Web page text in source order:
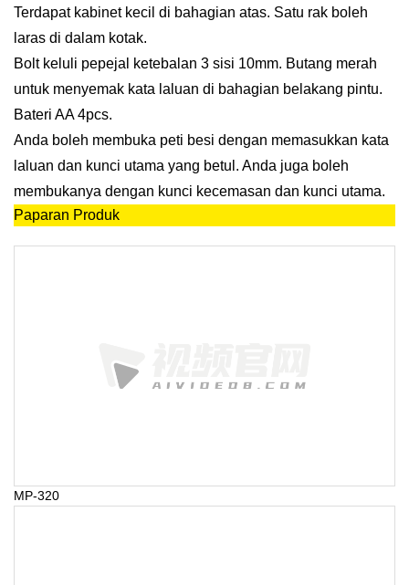
Terdapat kabinet kecil di bahagian atas. Satu rak boleh
laras di dalam kotak.
Bolt keluli pepejal ketebalan 3 sisi 10mm. Butang merah
untuk menyemak kata laluan di bahagian belakang pintu.
Bateri AA 4pcs.
Anda boleh membuka peti besi dengan memasukkan kata
laluan dan kunci utama yang betul. Anda juga boleh
membukanya dengan kunci kecemasan dan kunci utama.
Paparan Produk
MP-320